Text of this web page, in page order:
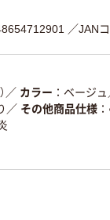
／JAN
／ カラー ベージュ
／ その他商品仕様